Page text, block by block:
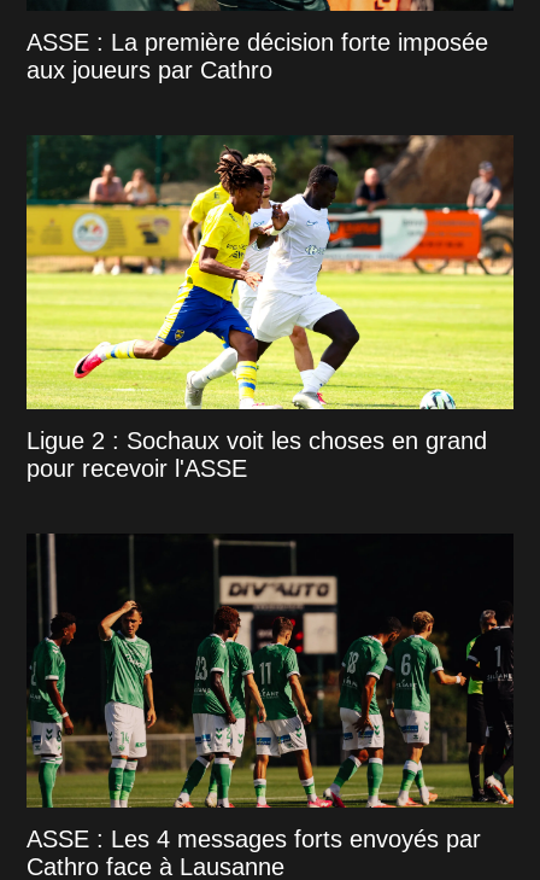
ASSE : La première décision forte imposée
aux joueurs par Cathro
Ligue 2 : Sochaux voit les choses en grand
pour recevoir l'ASSE
ASSE : Les 4 messages forts envoyés par
Cathro face à Lausanne